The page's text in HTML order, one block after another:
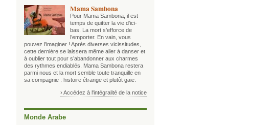
Mama Sambona
Pour Mama Sambona, il est
temps de quitter la vie d’ici-
bas. La mort s’efforce de
l’emporter. En vain, vous
pouvez l’imaginer ! Après diverses vicissitudes,
cette dernière se laissera même aller à danser et
à oublier tout pour s’abandonner aux charmes
des rythmes endiablés. Mama Sambona restera
parmi nous et la mort semble toute tranquille en
sa compagnie : histoire étrange et plutôt gaie.
› Accédez à l'intégralité de la notice
Monde Arabe